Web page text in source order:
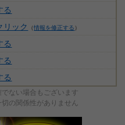
る
リック （情報を修正する ）
る
る
る
ない場合もございます
の関係性がありません